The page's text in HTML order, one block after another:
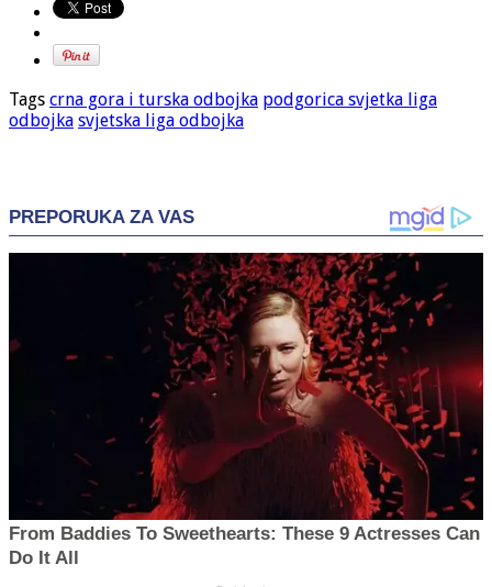
Tags crna gora i turska odbojka podgorica svjetka liga
odbojka svjetska liga odbojka